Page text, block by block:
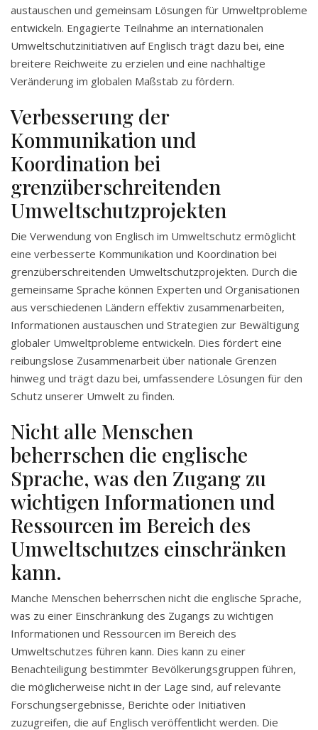
austauschen und gemeinsam Lösungen für Umweltprobleme
entwickeln. Engagierte Teilnahme an internationalen
Umweltschutzinitiativen auf Englisch trägt dazu bei, eine
breitere Reichweite zu erzielen und eine nachhaltige
Veränderung im globalen Maßstab zu fördern.
Verbesserung der
Kommunikation und
Koordination bei
grenzüberschreitenden
Umweltschutzprojekten
Die Verwendung von Englisch im Umweltschutz ermöglicht
eine verbesserte Kommunikation und Koordination bei
grenzüberschreitenden Umweltschutzprojekten. Durch die
gemeinsame Sprache können Experten und Organisationen
aus verschiedenen Ländern effektiv zusammenarbeiten,
Informationen austauschen und Strategien zur Bewältigung
globaler Umweltprobleme entwickeln. Dies fördert eine
reibungslose Zusammenarbeit über nationale Grenzen
hinweg und trägt dazu bei, umfassendere Lösungen für den
Schutz unserer Umwelt zu finden.
Nicht alle Menschen
beherrschen die englische
Sprache, was den Zugang zu
wichtigen Informationen und
Ressourcen im Bereich des
Umweltschutzes einschränken
kann.
Manche Menschen beherrschen nicht die englische Sprache,
was zu einer Einschränkung des Zugangs zu wichtigen
Informationen und Ressourcen im Bereich des
Umweltschutzes führen kann. Dies kann zu einer
Benachteiligung bestimmter Bevölkerungsgruppen führen,
die möglicherweise nicht in der Lage sind, auf relevante
Forschungsergebnisse, Berichte oder Initiativen
zuzugreifen, die auf Englisch veröffentlicht werden. Die